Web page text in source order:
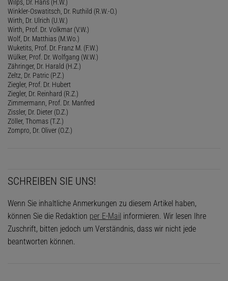
Wilps, Dr. Hans (H.W.)
Winkler-Oswatitsch, Dr. Ruthild (R.W.-O.)
Wirth, Dr. Ulrich (U.W.)
Wirth, Prof. Dr. Volkmar (V.W.)
Wolf, Dr. Matthias (M.Wo.)
Wuketits, Prof. Dr. Franz M. (F.W.)
Wülker, Prof. Dr. Wolfgang (W.W.)
Zähringer, Dr. Harald (H.Z.)
Zeltz, Dr. Patric (P.Z.)
Ziegler, Prof. Dr. Hubert
Ziegler, Dr. Reinhard (R.Z.)
Zimmermann, Prof. Dr. Manfred
Zissler, Dr. Dieter (D.Z.)
Zöller, Thomas (T.Z.)
Zompro, Dr. Oliver (O.Z.)
SCHREIBEN SIE UNS!
Wenn Sie inhaltliche Anmerkungen zu diesem Artikel haben,
können Sie die Redaktion per E-Mail informieren. Wir lesen Ihre
Zuschrift, bitten jedoch um Verständnis, dass wir nicht jede
beantworten können.